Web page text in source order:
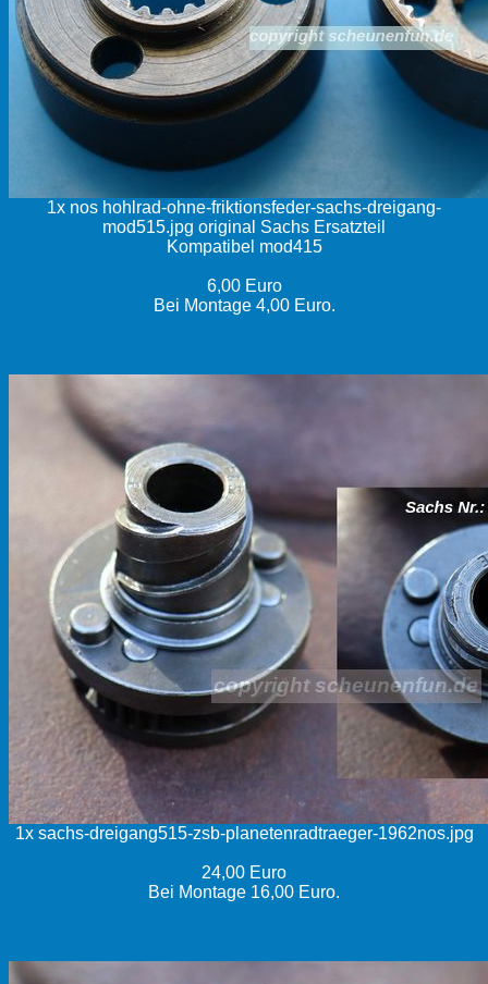
1x nos hohlrad-ohne-friktionsfeder-sachs-dreigang-
mod515.jpg original Sachs Ersatzteil
Kompatibel mod415
6,00 Euro
Bei Montage 4,00 Euro.
1x sachs-dreigang515-zsb-planetenradtraeger-1962nos.jpg
24,00 Euro
Bei Montage 16,00 Euro.